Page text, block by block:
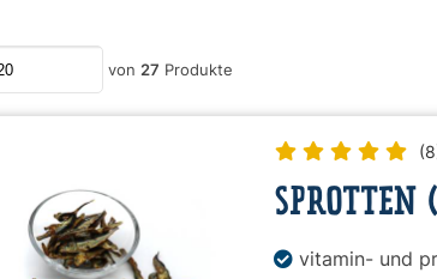
von 27 Produkte
SPROTTEN
vitamin- und